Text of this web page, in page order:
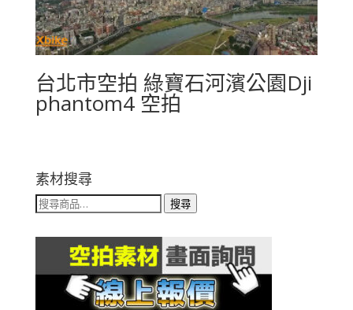
台北市空拍 綠寶石河濱公園Dji
phantom4 空拍
素材搜尋
搜
尋 搜尋